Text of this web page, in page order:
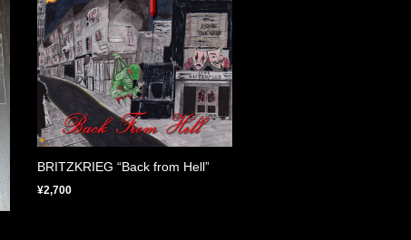
BRITZKRIEG “Back from Hell”
¥2,700